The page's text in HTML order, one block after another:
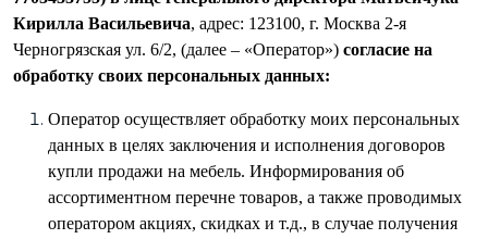
Кирилла Васильевича, адрес: 123100, г. Москва 2-я
Черногрязская ул. 6/2, (далее – «Оператор») согласие на
обработку своих персональных данных:
Оператор осуществляет обработку моих персональных
данных в целях заключения и исполнения договоров
купли продажи на мебель. Информирования об
ассортиментном перечне товаров, а также проводимых
оператором акциях, скидках и т.д., в случае получения